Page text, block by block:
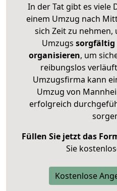
In der Tat gibt es viele
einem Umzug nach
sich Zeit zu nehmen,
Umzugs sorgfältig
organisieren, um
reibungslos
Umzugsfirma kann
Umzug von
erfolgreich
Füllen Sie jetzt das
Sie
Kostenlose